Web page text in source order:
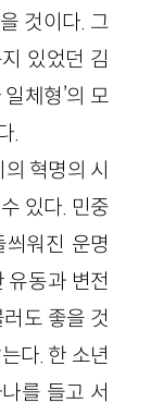
것이다. 그
있었던 김
체형’의 모
.
혁명의 시
있다. 민중
워진 운명
유동과 변전
도 좋을 것
다. 한 소년
를 들고 서